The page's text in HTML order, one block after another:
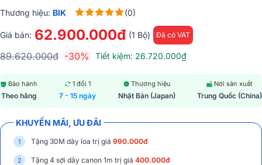
Thương hiệu: BIK (0)
Giá bán: 62.900.000đ (1 Bộ) Đã có VAT
89.620.000đ -30% Tiết kiệm: 26.720.000₫
Bảo hành
Theo hãng
1 đổi 1
7 - 15 ngày
Thương hiệu
Nhật Bản (Japan)
Nơi sản xuất
Trung Quốc (China)
KHUYẾN MÃI, ƯU ĐÃI
Tặng 30M dây loa trị giá 990.000đ
Tặng 4 sợi dây canon 1m trị giá 400.000đ